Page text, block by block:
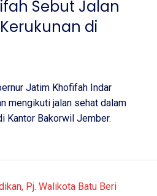
Sebut Jalan
di
Jatim Khofifah Indar
mengikuti jalan sehat dalam
Kantor Bakorwil Jember.